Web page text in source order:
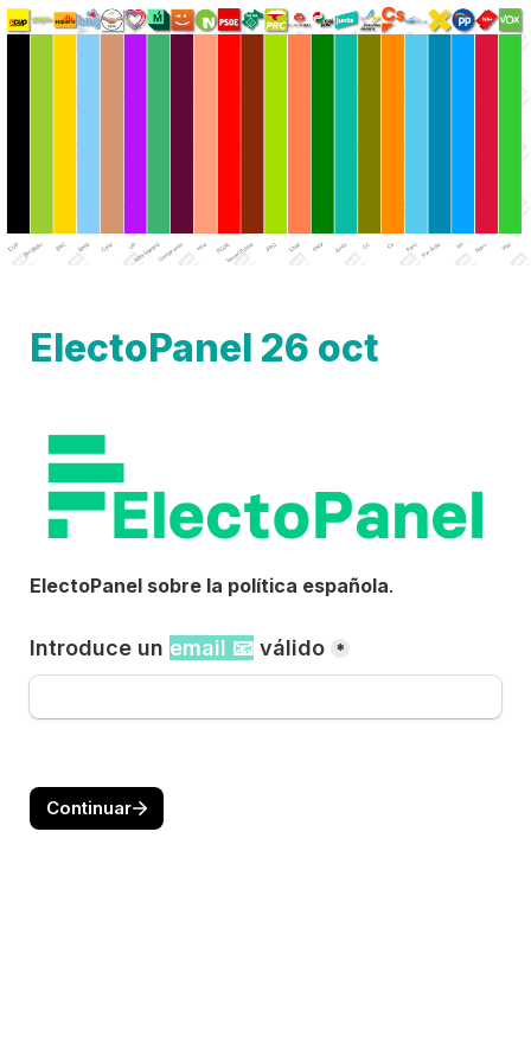
ElectoPanel 26 oct
ElectoPanel sobre la política española.
Introduce un email 📧 válido *
Continuar